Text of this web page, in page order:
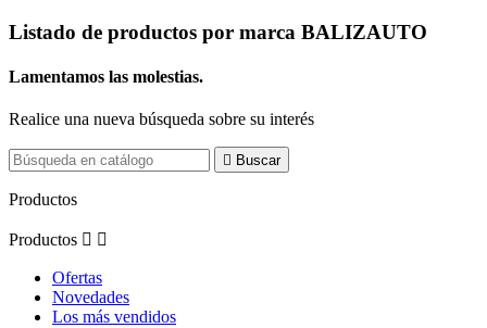
Listado de productos por marca BALIZAUTO
Lamentamos las molestias.
Realice una nueva búsqueda sobre su interés
 Buscar
Productos
Productos  
Ofertas
Novedades
Los más vendidos